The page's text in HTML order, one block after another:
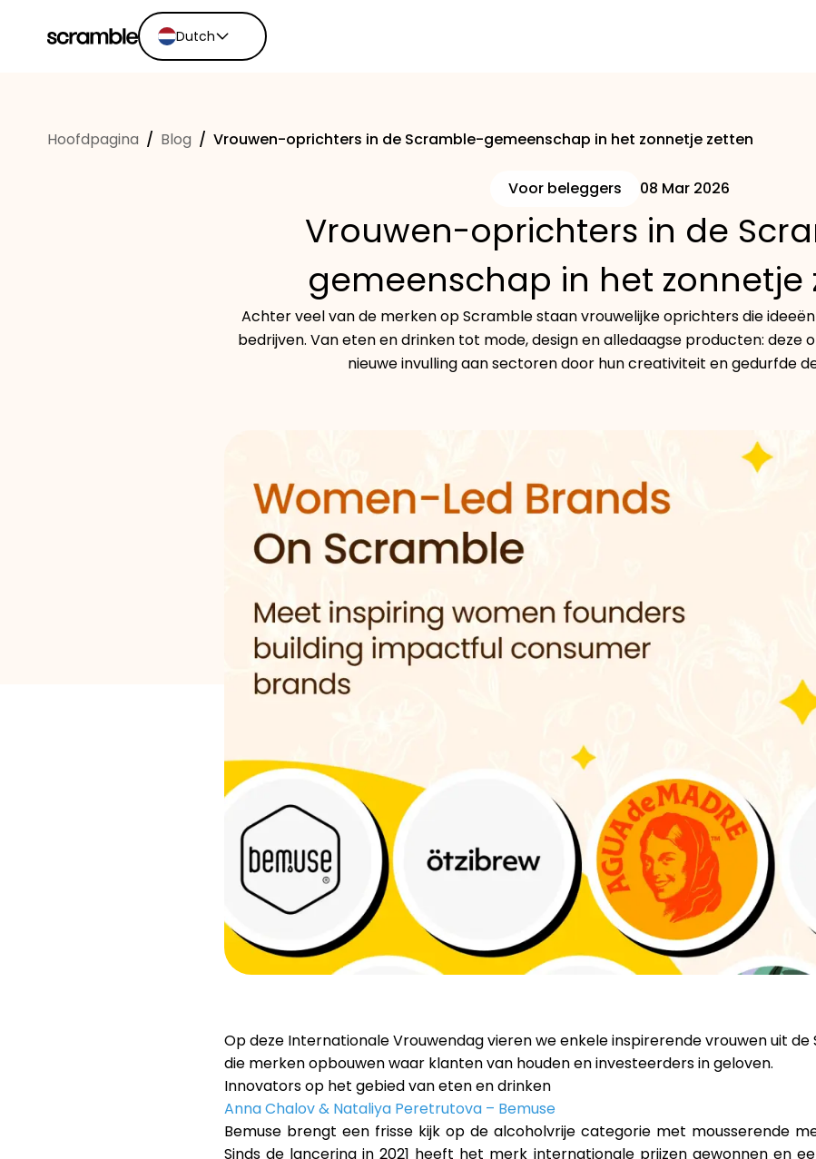
Dutch
Español
Hoofdpagina / Blog / Vrouwen-oprichters in de Scramble-gemeenschap in het zonnetje zetten
Voor beleggers 08 Mar 2026
Vrouwen-oprichters in de
gemeenschap in het zonnetje
Achter veel van de merken op Scramble staan vrouwelijke oprichters die
bedrijven. Van eten en drinken tot mode, design en alledaagse producten: deze
nieuwe invulling aan sectoren door hun creativiteit en gedurfde
Op deze Internationale Vrouwendag vieren we enkele inspirerende vrouwen uit
die merken opbouwen waar klanten van houden en investeerders in geloven.
Innovators op het gebied van eten en drinken
Anna Chalov & Nataliya Peretrutova – Bemuse
Bemuse brengt een frisse kijk op de alcoholvrije categorie met mousserende
Sinds de lancering in 2021 heeft het merk internationale prijzen gewonnen en